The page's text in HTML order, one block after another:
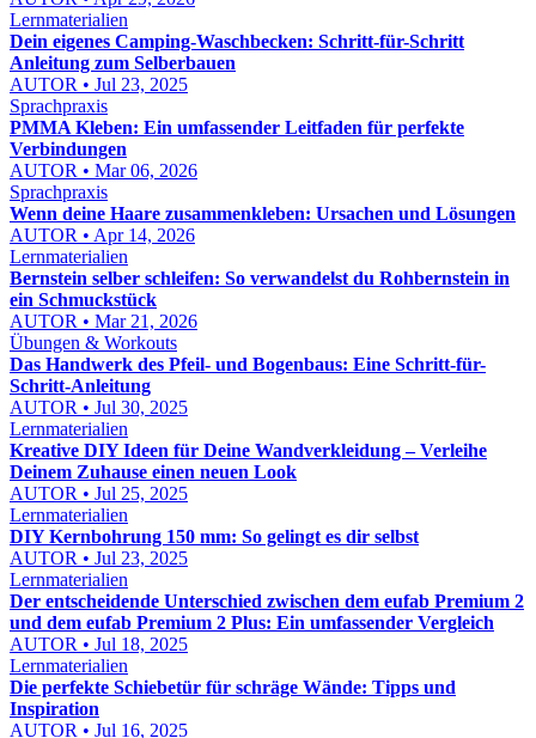
Lernmaterialien
Dein eigenes Camping-Waschbecken: Schritt-für-Schritt
Anleitung zum Selberbauen
AUTOR • Jul 23, 2025
Sprachpraxis
PMMA Kleben: Ein umfassender Leitfaden für perfekte
Verbindungen
AUTOR • Mar 06, 2026
Sprachpraxis
Wenn deine Haare zusammenkleben: Ursachen und Lösungen
AUTOR • Apr 14, 2026
Lernmaterialien
Bernstein selber schleifen: So verwandelst du Rohbernstein in
ein Schmuckstück
AUTOR • Mar 21, 2026
Übungen & Workouts
Das Handwerk des Pfeil- und Bogenbaus: Eine Schritt-für-
Schritt-Anleitung
AUTOR • Jul 30, 2025
Lernmaterialien
Kreative DIY Ideen für Deine Wandverkleidung – Verleihe
Deinem Zuhause einen neuen Look
AUTOR • Jul 25, 2025
Lernmaterialien
DIY Kernbohrung 150 mm: So gelingt es dir selbst
AUTOR • Jul 23, 2025
Lernmaterialien
Der entscheidende Unterschied zwischen dem eufab Premium 2
und dem eufab Premium 2 Plus: Ein umfassender Vergleich
AUTOR • Jul 18, 2025
Lernmaterialien
Die perfekte Schiebetür für schräge Wände: Tipps und
Inspiration
AUTOR • Jul 16, 2025